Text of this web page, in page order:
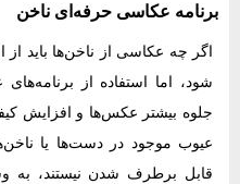
برنامه عکاسی حرفه‌ای ناخن
اگر چه عکاسی از ناخن‌ها باید از
شود، اما استفاده از
جلوه بیشتر عکس‌ها و افزایش
عیوب موجود در دست‌ها یا
قابل برطرف شدن نیستند، به